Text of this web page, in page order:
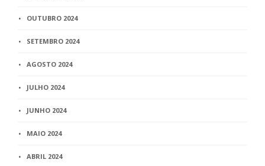
OUTUBRO 2024
SETEMBRO 2024
AGOSTO 2024
JULHO 2024
JUNHO 2024
MAIO 2024
ABRIL 2024